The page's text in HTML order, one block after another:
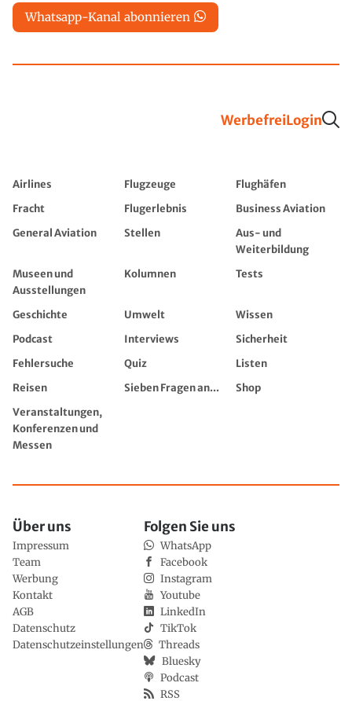
Whatsapp-Kanal abonnieren
WerbefreiLogin
Airlines Flugzeuge
Flughäfen
Fracht
Flugerlebnis
Business Aviation
General Aviation
Stellen
Aus- und
Weiterbildung
Museen und
Ausstellungen
Kolumnen Tests
Geschichte Umwelt
Wissen
Podcast
Interviews
Sicherheit
Fehlersuche
Quiz
Listen
Reisen
Sieben Fragen an...
Shop
Veranstaltungen,
Konferenzen und
Messen
Über uns
Impressum
Team
Werbung
Kontakt
AGB
Datenschutz
Datenschutzeinstellungen
Folgen Sie uns
WhatsApp
Facebook
Instagram
Youtube
LinkedIn
TikTok
Threads
Bluesky
Podcast
RSS